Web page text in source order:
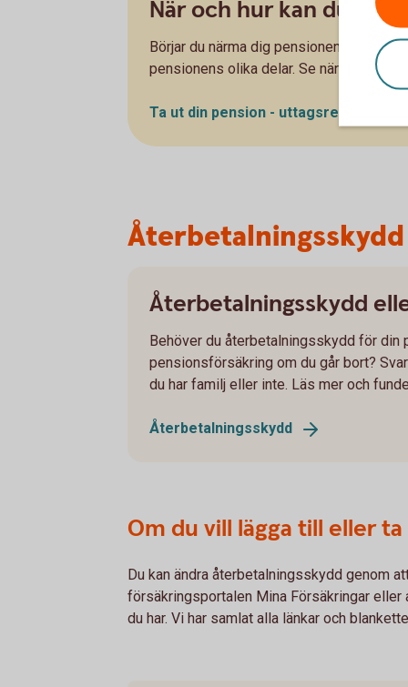
När och hur kan du ta
Börjar du närma dig pensionen?
pensionens olika delar. Se när och hur
Ta ut din pension - uttagsregler
Återbetalningsskydd
Återbetalningsskydd
Behöver du återbetalningsskydd för din
pensionsförsäkring om du går bort?
du har familj eller inte. Läs mer och
Återbetalningsskydd
Om du vill lägga till eller
Du kan ändra återbetalningsskydd genom
försäkringsportalen Mina Försäkringar eller
du har. Vi har samlat alla länkar och